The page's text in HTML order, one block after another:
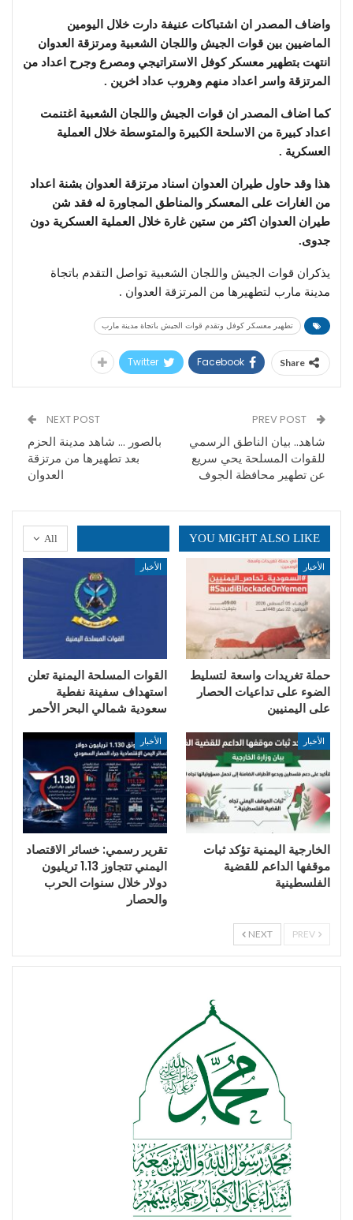
واضاف المصدر ان اشتباكات عنيفة دارت خلال اليومين
الماضيين بين قوات الجيش واللجان الشعبية ومرتزقة العدوان
انتهت بتطهير معسكر كوفل الاستراتيجي ومصرع وجرح اعداد من
المرتزقة واسر اعداد منهم وهروب عداد اخرين .
كما اضاف المصدر ان قوات الجيش واللجان الشعبية اغتنمت
اعداد كبيرة من الاسلحة الكبيرة والمتوسطة خلال العملية
العسكرية .
هذا وقد حاول طيران العدوان اسناد مرتزقة العدوان بشنة اعداد
من الغارات على المعسكر والمناطق المجاورة له فقد شن
طيران العدوان اكثر من ستين غارة خلال العملية العسكرية دون
جدوى.
يذكران قوات الجيش واللجان الشعبية تواصل التقدم باتجاة
مدينة مارب لتطهيرها من المرتزقة العدوان .
تطهير معسكر كوفل وتقدم قوات الجيش باتجاة مدينة مارب
Share
Facebook
Twitter
شاهد.. بيان الناطق الرسمي
للقوات المسلحة يحي سريع
عن تطهير محافظة الجوف
NEXT POST
بالصور … شاهد مدينة الحزم
بعد تطهيرها من مرتزقة
العدوان
All YOU MIGHT ALSO LIKE
الأخبار
حملة تغريدات واسعة لتسليط
الضوء على تداعيات الحصار
على اليمنيين
الأخبار
القوات المسلحة اليمنية تعلن
استهداف سفينة نفطية
سعودية شمالي البحر الأحمر
الأخبار
الخارجية اليمنية تؤكد ثبات
موقفها الداعم للقضية
الفلسطينية
الأخبار
تقرير رسمي: خسائر الاقتصاد
اليمني تتجاوز 1.13 تريليون
دولار خلال سنوات الحرب
والحصار
NEXT